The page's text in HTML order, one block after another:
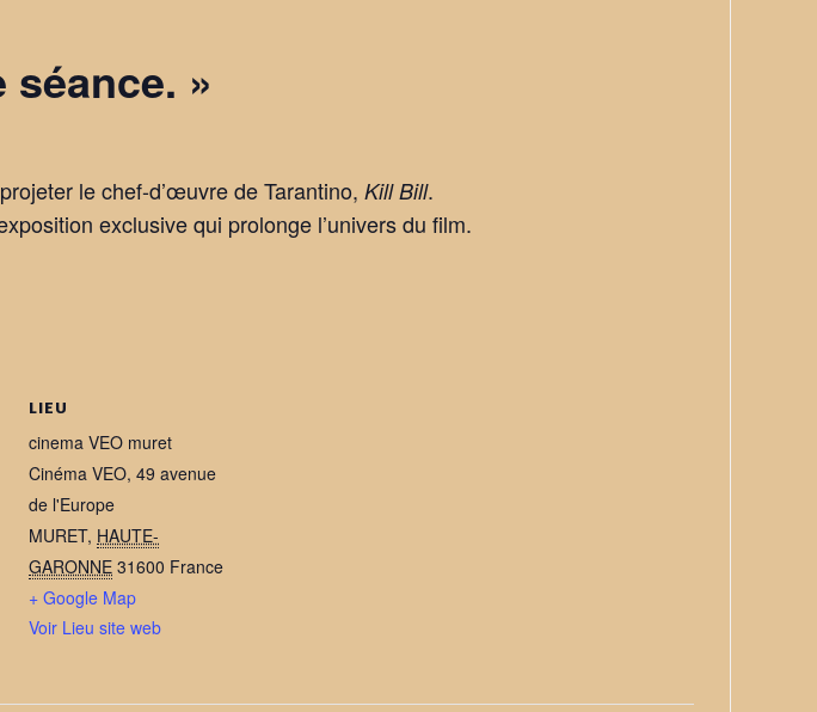
»
le chef-d’œuvre de Tarantino, Kill Bill.
exclusive qui prolonge l’univers du film.
LIEU
cinema VEO muret
Cinéma VEO, 49 avenue
de l'Europe
MURET, HAUTE-
GARONNE 31600 France
+ Google Map
Voir Lieu site web